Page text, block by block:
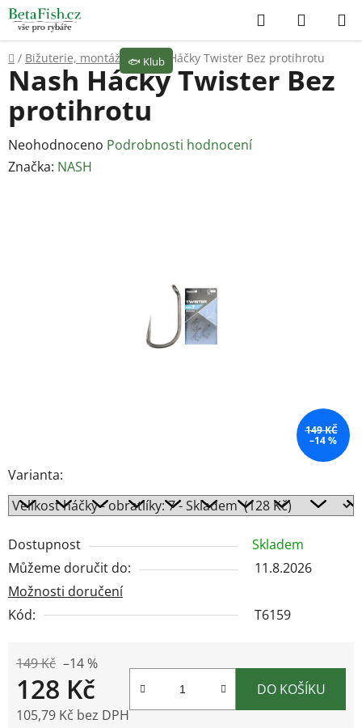
Přejít
na
obsah
Hledat
KOŠÍK
Domů
/ Bižuterie, montáže / Nash Háčky Twister Bez protihrotu
Varianta:
Dostupnost
Skladem
Můžeme doručit do:
11.8.2026
Možnosti doručení
Kód:
T6159
149 Kč –14 %
128 Kč
105,79 Kč bez DPH
DO KOŠÍKU
Nash Háčky Twister Bez
protihrotu
Průměrné
hodnocení
Neohodnoceno Podrobnosti hodnocení
Značka: NASH
149 KČ
–14 %
🐟 Klub